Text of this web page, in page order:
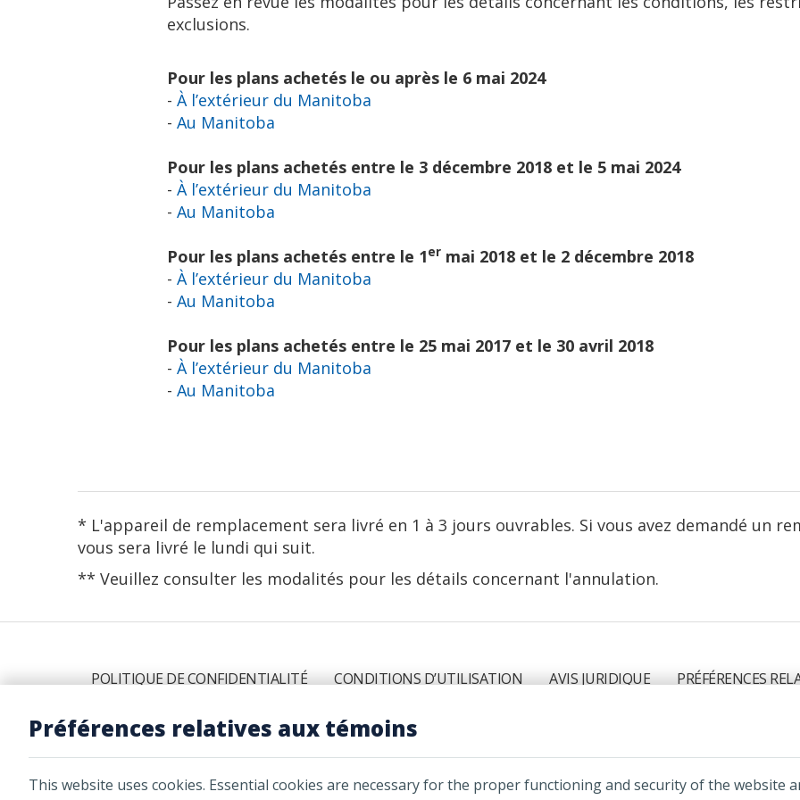
exclusions.
Pour les plans achetés le ou après le 6 mai 2024
- À l’extérieur du Manitoba
- Au Manitoba
Pour les plans achetés entre le 3 décembre 2018 et le 5 mai 2024
- À l’extérieur du Manitoba
- Au Manitoba
Pour les plans achetés entre le 1er mai 2018 et le 2 décembre 2018
- À l’extérieur du Manitoba
- Au Manitoba
Pour les plans achetés entre le 25 mai 2017 et le 30 avril 2018
- À l’extérieur du Manitoba
- Au Manitoba
* L'appareil de remplacement sera livré en 1 à 3 jours ouvrables. Si vous avez demandé un
vous sera livré le lundi qui suit.
** Veuillez consulter les modalités pour les détails concernant l'annulation.
Préférences relatives aux témoins
This website uses cookies. Essential cookies are necessary for the proper functioning and security of the website
POLITIQUE DE CONFIDENTIALITÉ CONDITIONS D’UTILISATION AVIS JURIDIQUE PRÉFÉRENCES
Services Assurant Canada Inc. et American Bankers Compagnie d'Assurance Générale de